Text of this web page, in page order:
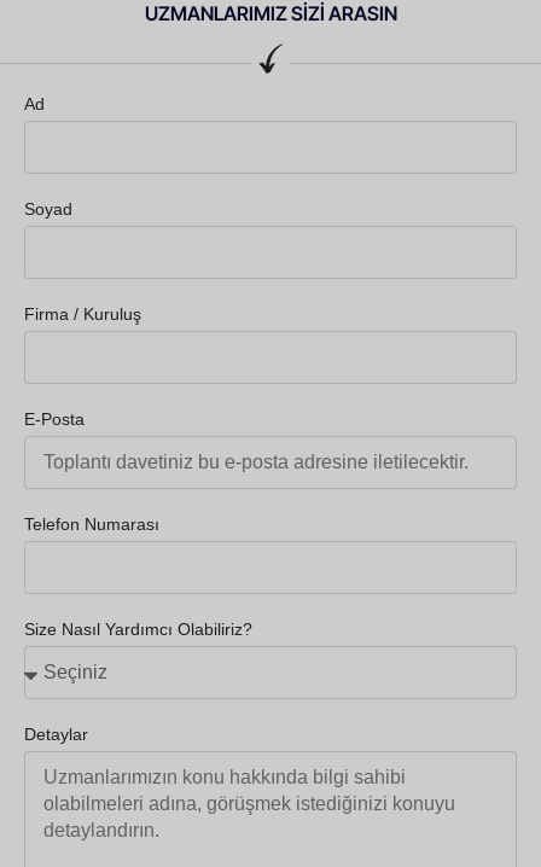
UZMANLARIMIZ SİZİ ARASIN
Ad
Soyad
Firma / Kuruluş
E-Posta
Telefon Numarası
Size Nasıl Yardımcı Olabiliriz?
Detaylar